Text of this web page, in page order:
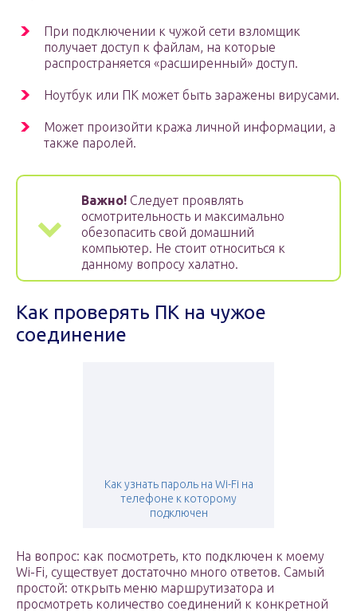
При подключении к чужой сети взломщик
получает доступ к файлам, на которые
распространяется «расширенный» доступ.
Ноутбук или ПК может быть заражены вирусами.
Может произойти кража личной информации, а
также паролей.
Важно! Следует проявлять
осмотрительность и максимально
обезопасить свой домашний
компьютер. Не стоит относиться к
данному вопросу халатно.
Как проверять ПК на чужое
соединение
Как узнать пароль на Wi-Fi на
телефоне к которому
подключен
На вопрос: как посмотреть, кто подключен к моему
Wi-Fi, существует достаточно много ответов. Самый
простой: открыть меню маршрутизатора и
просмотреть количество соединений к конкретной